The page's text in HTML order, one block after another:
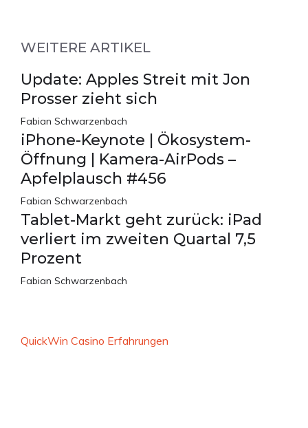
WEITERE ARTIKEL
Update: Apples Streit mit Jon
Prosser zieht sich
Fabian Schwarzenbach
iPhone-Keynote | Ökosystem-
Öffnung | Kamera-AirPods –
Apfelplausch #456
Fabian Schwarzenbach
Tablet-Markt geht zurück: iPad
verliert im zweiten Quartal 7,5
Prozent
Fabian Schwarzenbach
QuickWin Casino Erfahrungen